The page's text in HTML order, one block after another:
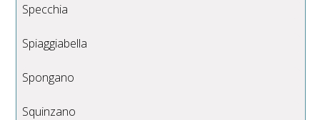
Specchia
Spiaggiabella
Spongano
Squinzano